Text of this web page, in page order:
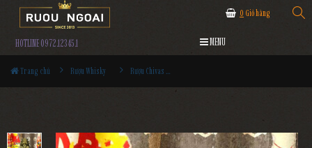
0 Giỏ hàng
HOTLINE 0972.12345.1 MENU
Trang chủ Rượu Whisky Rượu Chivas 13YO Lion (Sư Tử)